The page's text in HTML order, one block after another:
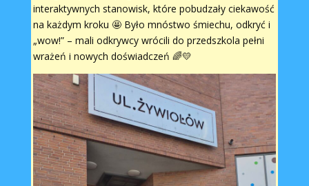
interaktywnych stanowisk, które pobudzały ciekawość
na każdym kroku 🤩 Było mnóstwo śmiechu, odkryć i
„wow!” – mali odkrywcy wrócili do przedszkola pełni
wrażeń i nowych doświadczeń 🌈💛